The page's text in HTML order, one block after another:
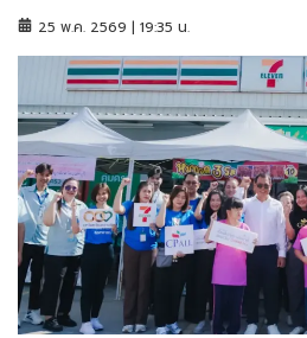
25 พ.ค. 2569 | 19:35 น.